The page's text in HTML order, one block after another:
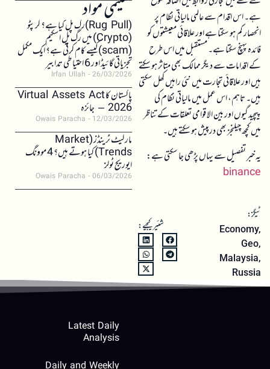
ہے۔ اس اقدام سے عالمی مالیاتی نظام پر
انحصار کم ہو سکتا ہے اور علاقائی معیشتوں کو
فائدہ پہنچ سکتا ہے۔ مستقبل میں اس طرح
کے اقدامات سے دیگر ممالک بھی متاثر ہو سکتے
ہیں اور علاقائی تجارت میں نئی راہیں کھل سکتی
ہیں۔ تاہم، اس عمل میں مالیاتی نظام کی
پیچیدگیوں اور بین الاقوامی تعلقات کے تناظر
میں کچھ چیلنجز بھی درپیش ہو سکتے ہیں۔
یہ خبر تفصیل سے یہاں پڑھی جا سکتی ہے:
binance
ٹیگز:
Economy,
Geo,
Malaysia,
Russia
شئیر کیجیے:
تعلیمی مواد(Rug Pull)رگ پل کیا ہے؟ کرپٹو
(Crypto) میں رگ پل اسکیم
(scam)کیسے کام کرتی ہے؟ ایک مکمل
تجزیاتی گائیڈ اور 6 احتیاطی تدابیر
Irfan Ullah 26/03/2026
پاکستان کا Virtual Assets Act
2026 – جائزہ
Owais Paracha 12/03/2026
مارکیٹ ٹرینڈز (Market
Trends) کیا ہوتے ہیں؟ 4 موونگ
ایوریج ٹولز
Owais Paracha 06/03/2026
Latest Daily
Analysis